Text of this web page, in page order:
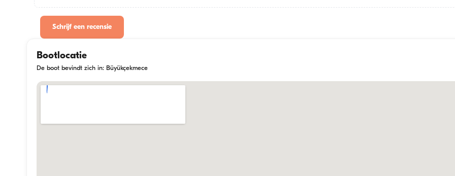
Schrijf een recensie
Bootlocatie
De boot bevindt zich in: Büyükçekmece